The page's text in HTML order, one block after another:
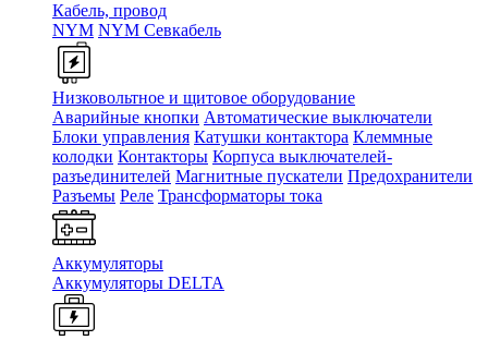
Кабель, провод
NYM NYM Севкабель
Низковольтное и щитовое оборудование
Аварийные кнопки Автоматические выключатели
Блоки управления Катушки контактора Клеммные
колодки Контакторы Корпуса выключателей-
разъединителей Магнитные пускатели Предохранители
Разъемы Реле Трансформаторы тока
Аккумуляторы
Аккумуляторы DELTA